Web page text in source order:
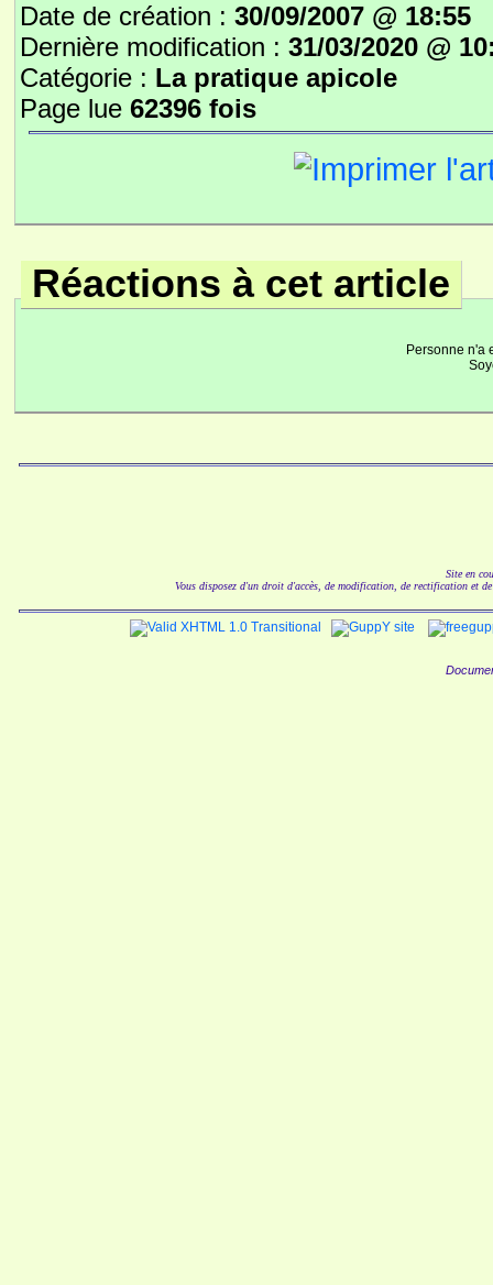
Date de création : 30/09/2007 @ 18:55
Dernière modification : 31/03/2020 @
Catégorie : La pratique apicole
Page lue 62396 fois
Réactions à cet article
Personne n'a
Site en
Vous disposez d'un droit d'accès, de modification, de rectification et